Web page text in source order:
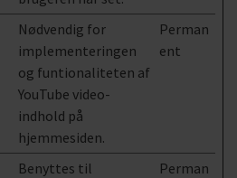
Nødvendig for
implementeringen
og funtionaliteten af
YouTube video-
indhold på
hjemmesiden.
Perman
ent
Benyttes til
Perman